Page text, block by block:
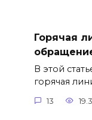
Горячая
В этой
горячая
13